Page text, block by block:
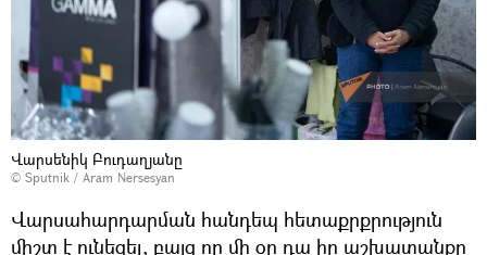
Վարսենիկ Բուդաղյանը
© Sputnik / Aram Nersesyan
Վարսահարդարման հանդեպ հետաքրքրություն
միշտ է ունեցել, բայց որ մի օր դա իր աշխատանքը